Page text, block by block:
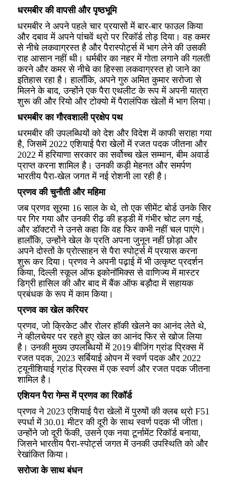
धरमबीर की वापसी और पृष्ठभूमि
धरमबीर ने अपने पहले चार प्रयासों में बार-बार फाउल किया
और दबाव में अपने पांचवें थ्रो पर रिकॉर्ड तोड़ दिया। वह कमर
से नीचे लकवाग्रस्त है और पैरास्पोर्ट्स में भाग लेने की उसकी
राह आसान नहीं थी। धर्मबीर का नहर में गोता लगाने की गलती
करने और कमर से नीचे का हिस्सा लकवाग्रस्त हो जाने का
इतिहास रहा है। हालाँकि, अपने गुरु अमित कुमार सरोजा से
मिलने के बाद, उन्होंने एक पैरा एथलीट के रूप में अपनी यात्रा
शुरू की और रियो और टोक्यो में पैरालंपिक खेलों में भाग लिया।
धरमबीर का गौरवशाली प्रक्षेप पथ
धरमबीर की उपलब्धियों को देश और विदेश में काफी सराहा गया
है, जिसमें 2022 एशियाई पैरा खेलों में रजत पदक जीतना और
2022 में हरियाणा सरकार का सर्वोच्च खेल सम्मान, बीम अवार्ड
प्राप्त करना शामिल है। उनकी कड़ी मेहनत और समर्पण
भारतीय पैरा-खेल जगत में नई रोशनी ला रही है।
प्रणव की चुनौती और महिमा
जब प्रणव सूरमा 16 साल के थे, तो एक सीमेंट बोर्ड उनके सिर
पर गिर गया और उनकी रीढ़ की हड्डी में गंभीर चोट लग गई,
और डॉक्टरों ने उनसे कहा कि वह फिर कभी नहीं चल पाएंगे।
हालाँकि, उन्होंने खेल के प्रति अपना जुनून नहीं छोड़ा और
अपने दोस्तों के प्रोत्साहन से पैरा स्पोर्ट्स में प्रयास करना
शुरू कर दिया। प्रणव ने अपनी पढ़ाई में भी उत्कृष्ट प्रदर्शन
किया, दिल्ली स्कूल ऑफ इकोनॉमिक्स से वाणिज्य में मास्टर
डिग्री हासिल की और बाद में बैंक ऑफ बड़ौदा में सहायक
प्रबंधक के रूप में काम किया।
प्रणव का खेल करियर
प्रणव, जो क्रिकेट और रोलर हॉकी खेलने का आनंद लेते थे,
ने व्हीलचेयर पर रहते हुए खेल का आनंद फिर से खोज लिया
है। उनकी मुख्य उपलब्धियों में 2019 बीजिंग ग्रांड प्रिक्स में
रजत पदक, 2023 सर्बियाई ओपन में स्वर्ण पदक और 2022
ट्यूनीशियाई ग्रांड प्रिक्स में एक स्वर्ण और रजत पदक जीतना
शामिल है।
एशियन पैरा गेम्स में प्रणव का रिकॉर्ड
प्रणव ने 2023 एशियाई पैरा खेलों में पुरुषों की क्लब थ्रो F51
स्पर्धा में 30.01 मीटर की दूरी के साथ स्वर्ण पदक भी जीता।
उन्होंने जो दूरी फेंकी, उसने एक नया टूर्नामेंट रिकॉर्ड बनाया,
जिसने भारतीय पैरा-स्पोर्ट्स जगत में उनकी उपस्थिति को और
रेखांकित किया।
सरोजा के साथ बंधन